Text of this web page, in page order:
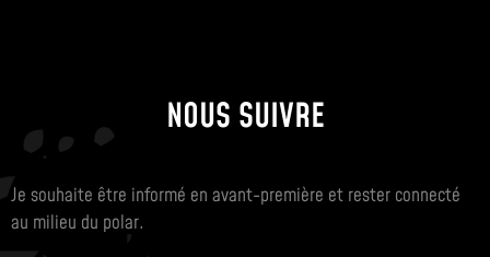
NOUS SUIVRE
Je souhaite être informé en avant-première et rester connecté
au milieu du polar.